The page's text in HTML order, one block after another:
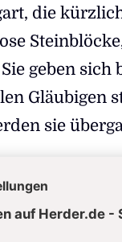
die
geben sich
Gläubigen
sie